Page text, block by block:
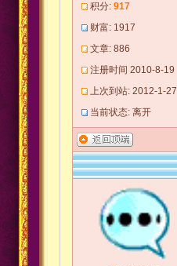
积分: 917
财富: 1917
文章: 886
注册时间 2010-8-19
上次到站: 2012-1-27
当前状态: 离开